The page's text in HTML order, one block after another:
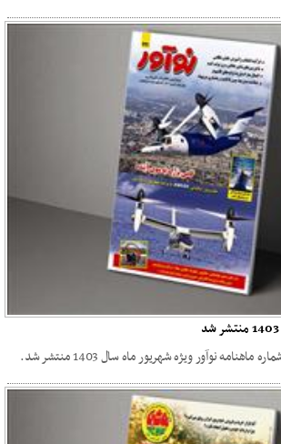
نوآور ویژه شهریور ماه سال 1403 منتشر شد.